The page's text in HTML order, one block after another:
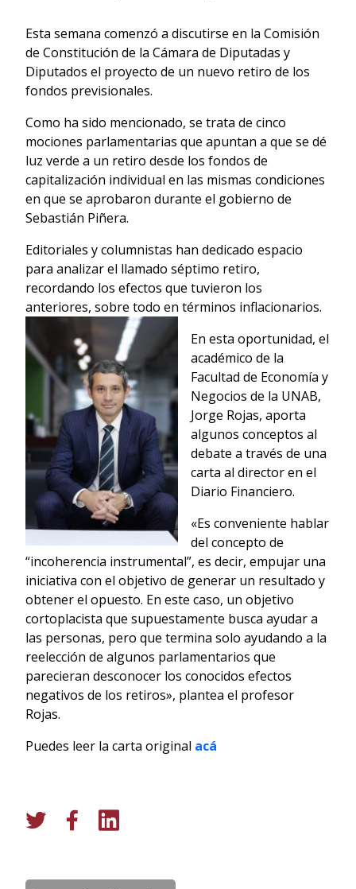
Esta semana comenzó a discutirse en la Comisión
de Constitución de la Cámara de Diputadas y
Diputados el proyecto de un nuevo retiro de los
fondos previsionales.
Como ha sido mencionado, se trata de cinco
mociones parlamentarias que apuntan a que se dé
luz verde a un retiro desde los fondos de
capitalización individual en las mismas condiciones
en que se aprobaron durante el gobierno de
Sebastián Piñera.
Editoriales y columnistas han dedicado espacio
para analizar el llamado séptimo retiro,
recordando los efectos que tuvieron los
anteriores, sobre todo en términos inflacionarios.
En esta oportunidad, el
académico de la
Facultad de Economía y
Negocios de la UNAB,
Jorge Rojas, aporta
algunos conceptos al
debate a través de una
carta al director en el
Diario Financiero.
«Es conveniente hablar
del concepto de
“incoherencia instrumental”, es decir, empujar una
iniciativa con el objetivo de generar un resultado y
obtener el opuesto. En este caso, un objetivo
cortoplacista que supuestamente busca ayudar a
las personas, pero que termina solo ayudando a la
reelección de algunos parlamentarios que
parecieran desconocer los conocidos efectos
negativos de los retiros», plantea el profesor
Rojas.
Puedes leer la carta original acá